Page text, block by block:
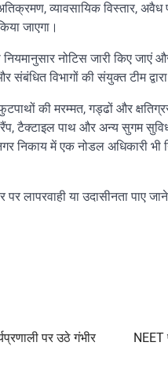
व्यावसायिक विस्तार, अवैध
जाएगा।
नोटिस जारी किए जाएं
विभागों की संयुक्त टीम द्वारा
की मरम्मत, गड्ढों और
टैक्टाइल पाथ और अन्य सुगम
में एक नोडल अधिकारी भी
लापरवाही या उदासीनता पाए
पर उठे गंभीर
NEET